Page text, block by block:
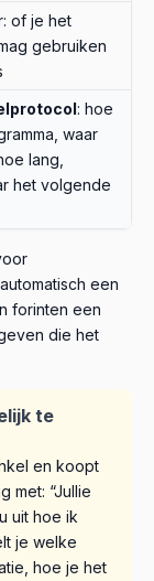
of je het
gebruiken
: hoe
waar
lang,
het volgende
een
forinten een
die het
te
en koopt
met: “Jullie
uit hoe ik
je welke
hoe je het